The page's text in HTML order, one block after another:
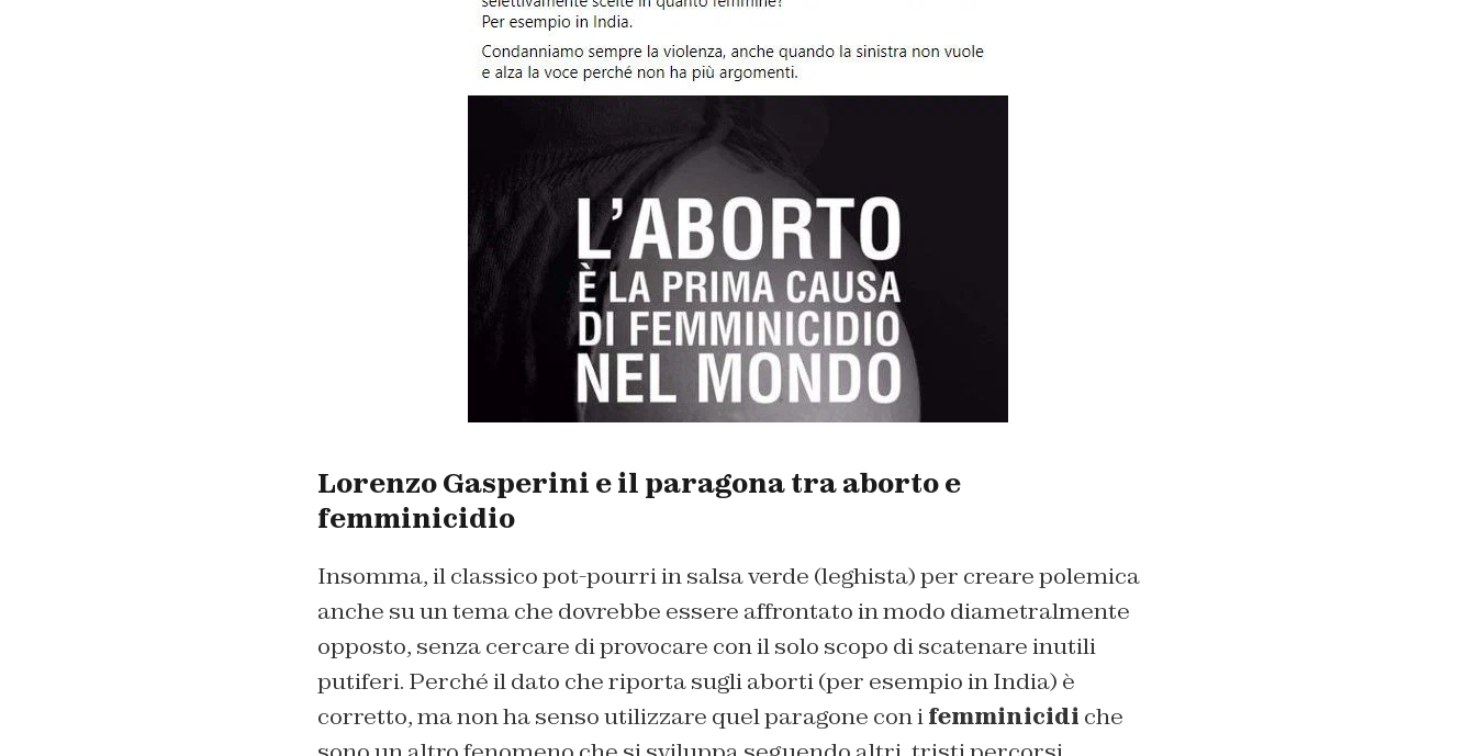
Lorenzo Gasperini e il paragona tra aborto e
femminicidio
Insomma, il classico pot-pourri in salsa verde (leghista) per creare polemica
anche su un tema che dovrebbe essere affrontato in modo diametralmente
opposto, senza cercare di provocare con il solo scopo di scatenare inutili
putiferi. Perché il dato che riporta sugli aborti (per esempio in India) è
corretto, ma non ha senso utilizzare quel paragone con ifemminicidi che